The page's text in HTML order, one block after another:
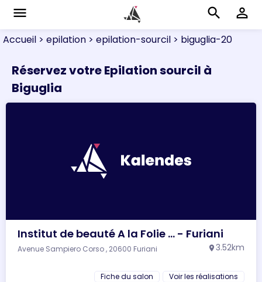
menu search perm_identity
Accueil > epilation > epilation-sourcil > biguglia-20
Réservez votre Epilation sourcil à
Biguglia
Institut de beauté A la Folie ... - Furiani
Avenue Sampiero Corso , 20600 Furiani location_on 3.52km
Fiche du salon Voir les réalisations